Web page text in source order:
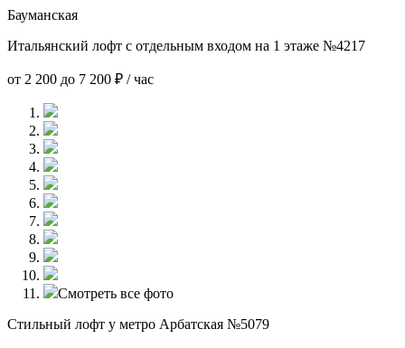
Бауманская
Итальянский лофт с отдельным входом на 1 этаже №4217
от 2 200 до 7 200 ₽ / час
Смотреть все фото
Стильный лофт у метро Арбатская №5079